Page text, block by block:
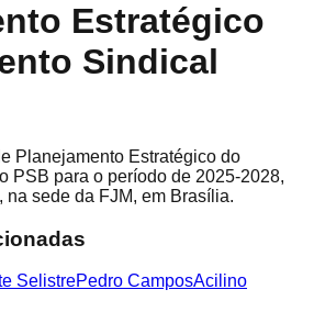
Estratégico
Sindical
Planejamento Estratégico do
PSB para o período de 2025-2028,
na sede da FJM, em Brasília.
SelistrePedro CamposAcilino